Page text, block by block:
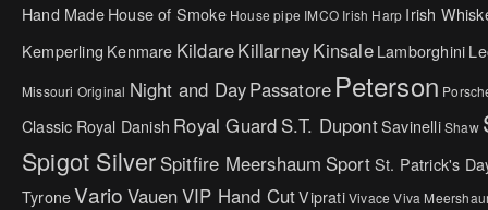
Hand MadeHouse of Smoke House pipe IMCO Irish Harp Irish
Kemperling Kenmare KildareKillarneyKinsaleLamborghini
Missouri Original Night and DayPassatore Peterson
Classic Royal Danish Royal Guard S.T. DupontSavinelliShaw
Spigot Silver Spitfire Meershaum SportSt. Patrick's
TyroneVario VauenVIP Hand CutVipratiVivace Viva